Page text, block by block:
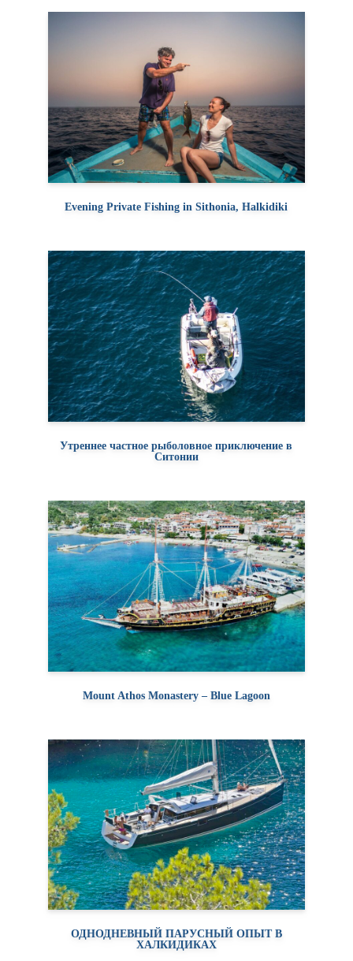
Evening Private Fishing in Sithonia, Halkidiki
Утреннее частное рыболовное приключение в
Ситонии
Mount Athos Monastery – Blue Lagoon
ОДНОДНЕВНЫЙ ПАРУСНЫЙ ОПЫТ В
ХАЛКИДИКАХ